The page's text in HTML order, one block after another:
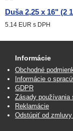
Duša 2,25 x 16" (2
5.14 EUR s DPH
Informácie
Obchodné
Informácie o
GDPR
Zásady používania
Reklamácie
Odstúpiť od